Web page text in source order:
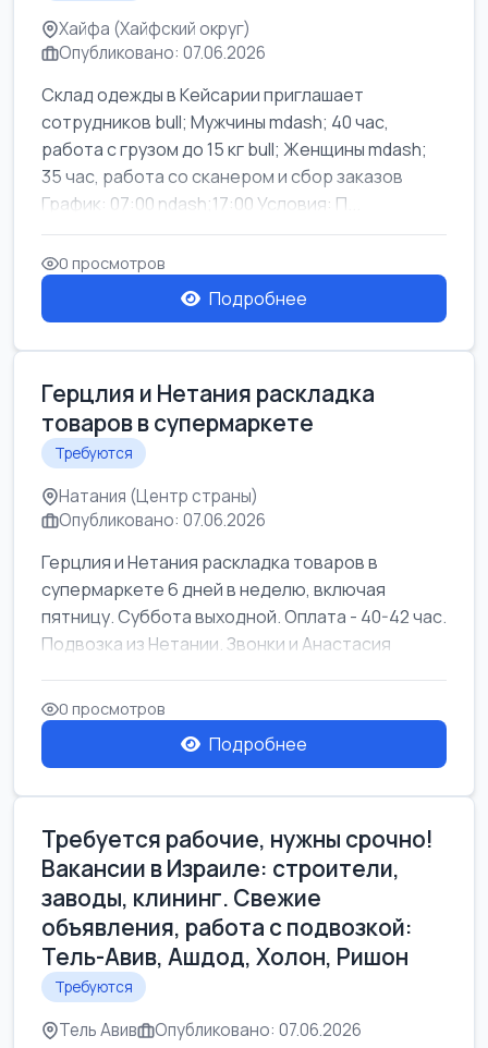
Хайфа (Хайфский округ)
Опубликовано: 07.06.2026
Склад одежды в Кейсарии приглашает
сотрудников bull; Мужчины mdash; 40 час,
работа с грузом до 15 кг bull; Женщины mdash;
35 час, работа со сканером и сбор заказов
График: 07:00 ndash;17:00 Условия: П...
0 просмотров
Подробнее
Герцлия и Нетания раскладка
товаров в супермаркете
Требуются
Натания (Центр страны)
Опубликовано: 07.06.2026
Герцлия и Нетания раскладка товаров в
супермаркете 6 дней в неделю, включая
пятницу. Суббота выходной. Оплата - 40-42 час.
Подвозка из Нетании. Звонки и Анастасия
0 просмотров
Подробнее
Требуется рабочие, нужны срочно!
Вакансии в Израиле: строители,
заводы, клининг. Свежие
объявления, работа с подвозкой:
Тель-Авив, Ашдод, Холон, Ришон
Требуются
Тель Авив Опубликовано: 07.06.2026